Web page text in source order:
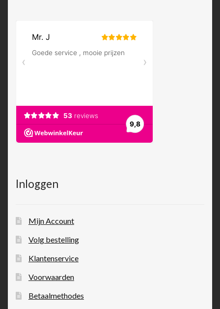
Inloggen
Mijn Account
Volg bestelling
Klantenservice
Voorwaarden
Betaalmethodes